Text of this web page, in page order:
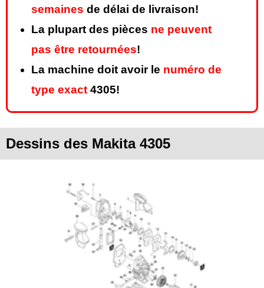
semaines de délai de livraison!
La plupart des pièces ne peuvent
pas être retournées!
La machine doit avoir le numéro de
type exact 4305!
Dessins des Makita 4305